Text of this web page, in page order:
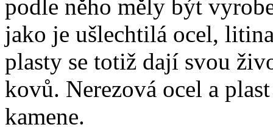
podle něho měly být
jako je ušlechtilá ocel,
plasty se totiž dají svou
kovů. Nerezová ocel a
kamene.